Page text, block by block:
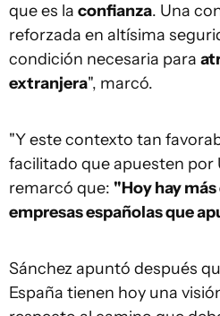
que es la confianza. Una
reforzada en altísima
condición necesaria para
extranjera", marcó.
"Y este contexto tan
facilitado que apuesten por
remarcó que: "Hoy hay
empresas españolas que
Sánchez apuntó después
España tienen hoy una